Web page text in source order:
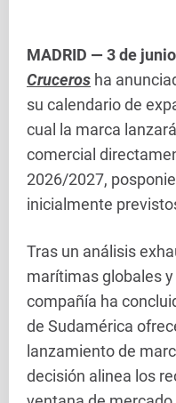
MADRID — 3 de
Cruceros ha
su calendario de
cual la marca
comercial
2026/2027,
inicialmente
Tras un análisis
marítimas globales
compañía ha
de Sudamérica
lanzamiento de
decisión alinea los